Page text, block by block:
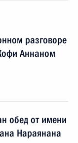
разговоре
Аннаном
обед от имени
Нараянана